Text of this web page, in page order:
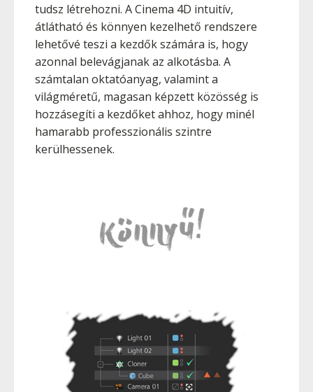
tudsz létrehozni. A Cinema 4D intuitív,
átlátható és könnyen kezelhető rendszere
lehetővé teszi a kezdők számára is, hogy
azonnal belevágjanak az alkotásba. A
számtalan oktatóanyag, valamint a
világméretű, magasan képzett közösség is
hozzásegíti a kezdőket ahhoz, hogy minél
hamarabb professzionális szintre
kerülhessenek.